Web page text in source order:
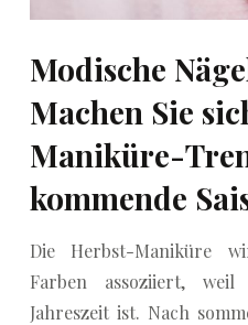
Modische
Machen Sie
Maniküre-
kommende
Die Herbst-Maniküre
Farben assoziiert,
Jahreszeit ist. Nach